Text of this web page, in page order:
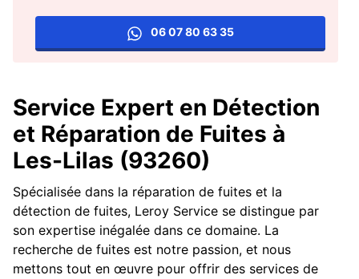
06 07 80 63 35
Service Expert en Détection
et Réparation de Fuites à
Les-Lilas (93260)
Spécialisée dans la réparation de fuites et la
détection de fuites, Leroy Service se distingue par
son expertise inégalée dans ce domaine. La
recherche de fuites est notre passion, et nous
mettons tout en œuvre pour offrir des services de